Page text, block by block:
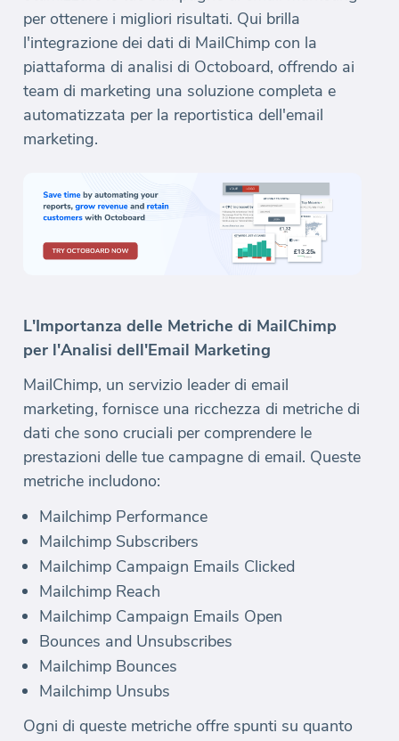
per ottenere i migliori risultati. Qui brilla
l'integrazione dei dati di MailChimp con la
piattaforma di analisi di Octoboard, offrendo ai
team di marketing una soluzione completa e
automatizzata per la reportistica dell'email
marketing.
L'Importanza delle Metriche di MailChimp
per l'Analisi dell'Email Marketing
MailChimp, un servizio leader di email
marketing, fornisce una ricchezza di metriche di
dati che sono cruciali per comprendere le
prestazioni delle tue campagne di email. Queste
metriche includono:
Mailchimp Performance
Mailchimp Subscribers
Mailchimp Campaign Emails Clicked
Mailchimp Reach
Mailchimp Campaign Emails Open
Bounces and Unsubscribes
Mailchimp Bounces
Mailchimp Unsubs
Ogni di queste metriche offre spunti su quanto